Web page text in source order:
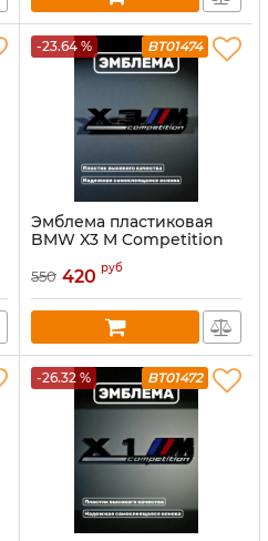
-23.64 % BT01474
Эмблема пластиковая
BMW X3 M Competition
550 420 руб
-26.32 % BT01472